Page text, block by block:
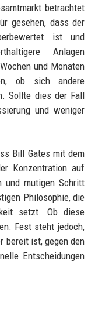
betrachtet
gesehen, dass der
ist und
Anlagen
und Monaten
ob sich andere
Sollte dies der Fall
und weniger
Bill Gates mit dem
Konzentration auf
und mutigen Schritt
Philosophie, die
setzt. Ob diese
Fest steht jedoch,
bereit ist, gegen den
Entscheidungen